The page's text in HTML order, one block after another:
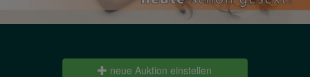
neue Auktion einstellen